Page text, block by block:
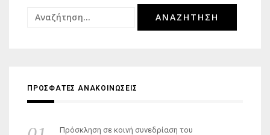
Αναζήτηση
ΠΡΟΣΦΑΤΕΣ ΑΝΑΚΟΙΝΩΣΕΙΣ
Πρόσκληση σε κοινή συνεδρίαση του